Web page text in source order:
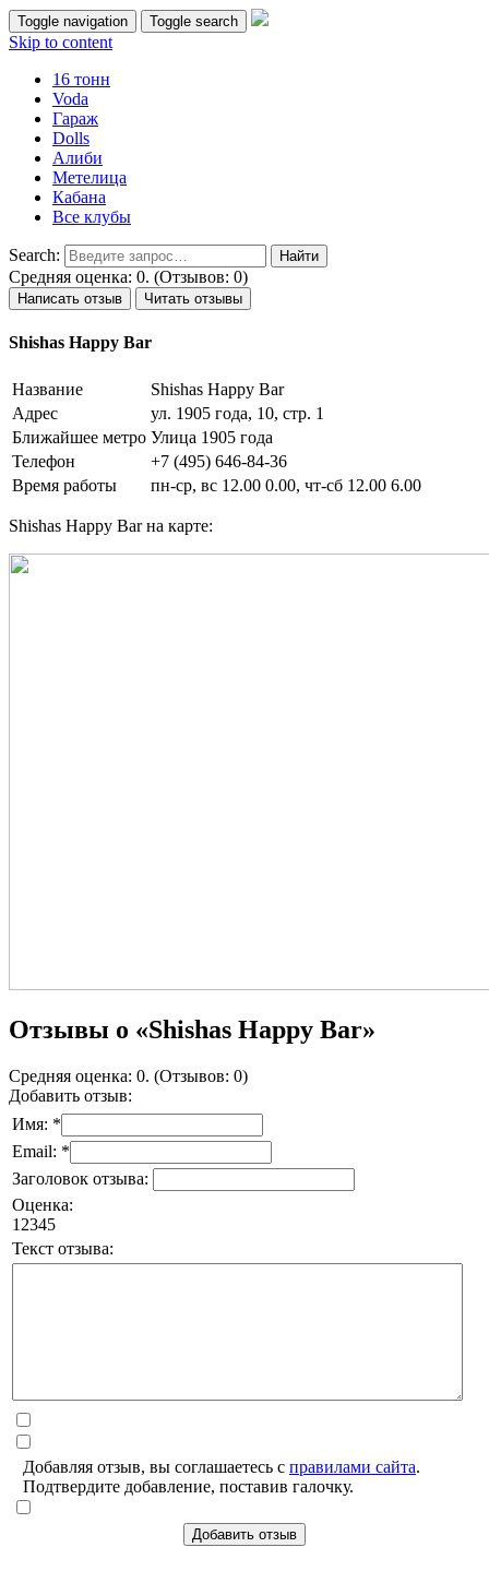
Toggle navigation Toggle search
Skip to content
16 тонн
Voda
Гараж
Dolls
Алиби
Метелица
Кабана
Все клубы
Search:
Средняя оценка: 0. (Отзывов: 0)
Написать отзыв Читать отзывы
Shishas Happy Bar
Название
Shishas Happy Bar
Адрес
ул. 1905 года, 10, стр. 1
Ближайшее метро Улица 1905 года
Телефон
+7 (495) 646-84-36
Время работы
пн-ср, вс 12.00 0.00, чт-сб 12.00 6.00
Shishas Happy Bar на карте:
Отзывы о «Shishas Happy Bar»
Средняя оценка: 0. (Отзывов: 0)
Добавить отзыв:
Имя: *
Email: *
Заголовок отзыва:
Оценка:
1 2345
Текст отзыва:
Добавляя отзыв, вы соглашаетесь с правилами сайта.
Подтвердите добавление, поставив галочку.
Добавить отзыв